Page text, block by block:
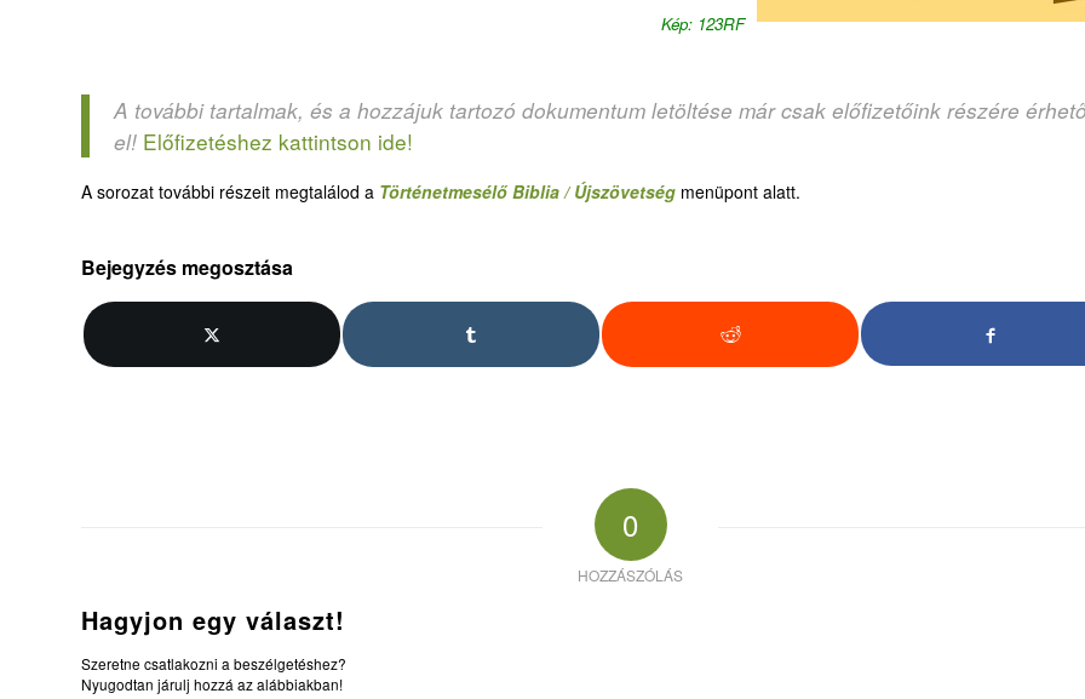
Kép: 123RF
A további tartalmak, és a hozzájuk tartozó dokumentum letöltése már csak előfizetőink részére
el! Előfizetéshez kattintson ide!
A sorozat további részeit megtalálod a Történetmesélő Biblia / Újszövetség menüpont alatt.
Bejegyzés megosztása
0
HOZZÁSZÓLÁS
Hagyjon egy választ!
Szeretne csatlakozni a beszélgetéshez?
Nyugodtan járulj hozzá az alábbiakban!